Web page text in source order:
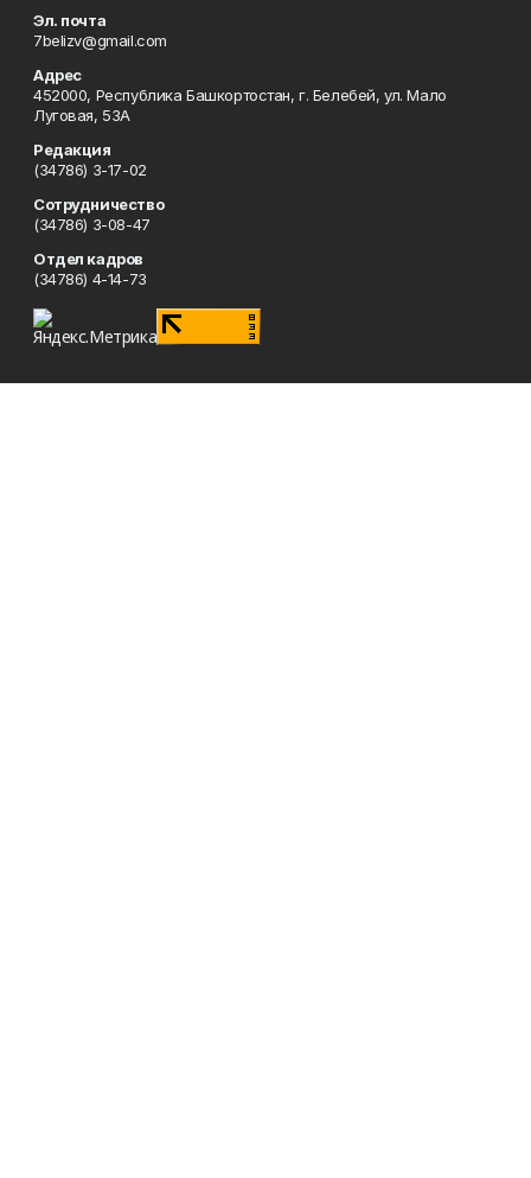
Эл. почта
7belizv@gmail.com
Адрес
452000, Республика Башкортостан, г. Белебей, ул. Мало
Луговая, 53А
Редакция
(34786) 3-17-02
Сотрудничество
(34786) 3-08-47
Отдел кадров
(34786) 4-14-73